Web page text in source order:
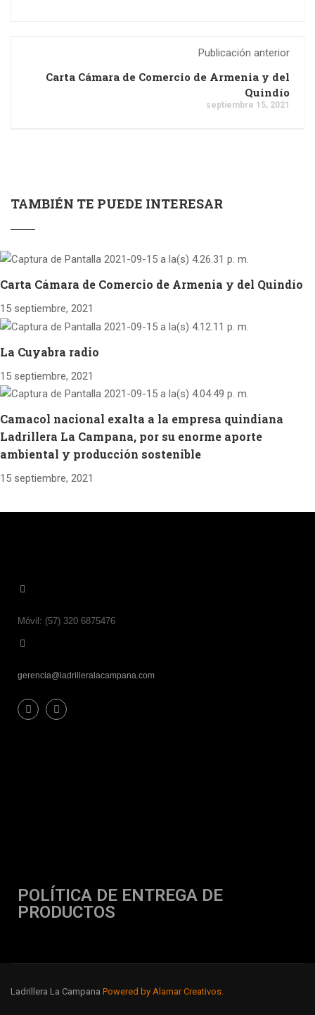
Publicación anterior
Carta Cámara de Comercio de Armenia y del
Quindío
septiembre 15, 2021
TAMBIÉN TE PUEDE INTERESAR
Carta Cámara de Comercio de Armenia y del Quindío
15 septiembre, 2021
La Cuyabra radio
15 septiembre, 2021
Camacol nacional exalta a la empresa quindiana
Ladrillera La Campana, por su enorme aporte
ambiental y producción sostenible
15 septiembre, 2021
Móvil: (57) 320 6875476
gerencia@ladrilleralacampana.com
POLÍTICA DE ENTREGA DE
PRODUCTOS
Ladrillera La Campana Powered by Alamar Creativos.